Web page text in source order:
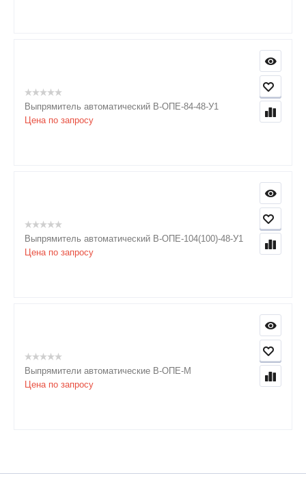
Выпрямитель автоматический В-ОПЕ-84-48-У1
Цена по запросу
Выпрямитель автоматический В-ОПЕ-104(100)-48-У1
Цена по запросу
Выпрямители автоматические В-ОПЕ-М
Цена по запросу